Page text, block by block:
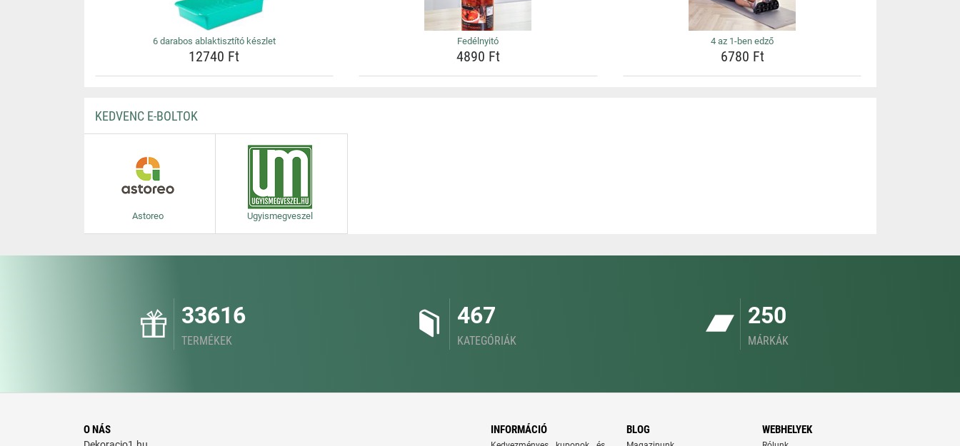
6 darabos ablaktisztító készlet
12740 Ft
Fedélnyitó
4890 Ft
4 az 1-ben edző
6780 Ft
KEDVENC E-BOLTOK
Astoreo Ugyismegveszel
33616
TERMÉKEK
467
KATEGÓRIÁK
250
MÁRKÁK
O NÁS INFORMÁCIÓ BLOG WEBHELYEK